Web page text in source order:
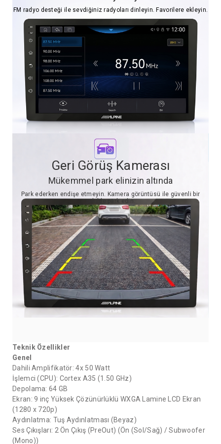
FM radyo desteği ile sevdiğiniz radyoları dinleyin. Favorilere ekleyin.
Geri Görüş Kamerası
Mükemmel park elinizin altında
Park ederken endişe etmeyin. Kamera görüntüsü ile güvenli bir
şekilde park edin.
Teknik Özellikler
Genel
Dahili Amplifikatör: 4x 50 Watt
İşlemci (CPU): Cortex A35 (1.50 GHz)
Depolama: 64 GB
Ekran: 9 inç Yüksek Çözünürlüklü WXGA Lamine LCD Ekran
(1280 x 720p)
Aydınlatma: Tuş Aydınlatması (Beyaz)
Ses Çıkışları: 2 Ön Çıkış (PreOut) (Ön (Sol/Sağ) / Subwoofer
(Mono))